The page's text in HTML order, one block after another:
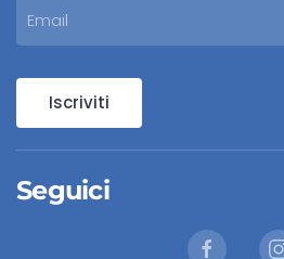
Iscriviti
Seguici